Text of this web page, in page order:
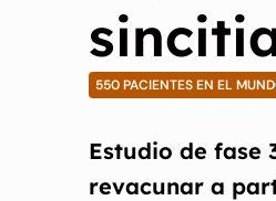
550 PACIENTES EN EL
Estudio de fase
revacunar a